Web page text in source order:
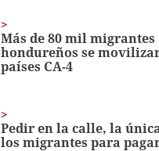
Más de 80 mil migrantes
hondureños se
países CA-4
Pedir en la calle, la
los migrantes para